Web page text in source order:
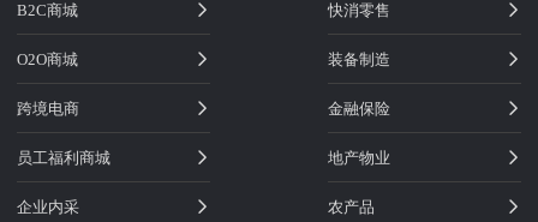
B2C商城
O2O商城
跨境电商
员工福利商城
企业内采
快消零售
装备制造
金融保险
地产物业
农产品